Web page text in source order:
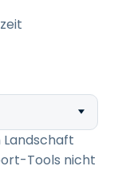
Landschaft
Tools nicht